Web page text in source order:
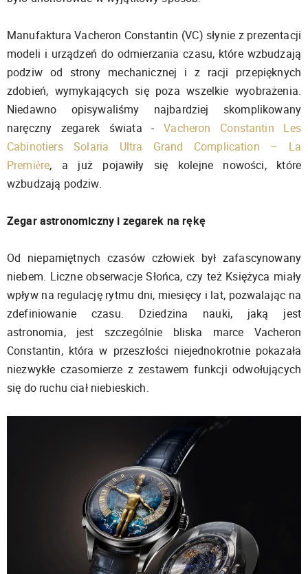
Manufaktura Vacheron Constantin (VC) słynie z prezentacji
modeli i urządzeń do odmierzania czasu, które wzbudzają
podziw od strony mechanicznej i z racji przepięknych
zdobień, wymykających się poza wszelkie wyobrażenia.
Niedawno opisywaliśmy najbardziej skomplikowany
naręczny zegarek świata -Vacheron Constantin Les
Cabinotiers Solaria Ultra Grand Complication – La
Première, a już pojawiły się kolejne nowości, które
wzbudzają podziw.
Zegar astronomiczny i zegarek na rękę
Od niepamiętnych czasów człowiek był zafascynowany
niebem. Liczne obserwacje Słońca, czy też Księżyca miały
wpływ na regulację rytmu dni, miesięcy i lat, pozwalając na
zdefiniowanie czasu. Dziedzina nauki, jaką jest
astronomia, jest szczególnie bliska marce Vacheron
Constantin, która w przeszłości niejednokrotnie pokazała
niezwykłe czasomierze z zestawem funkcji odwołujących
się do ruchu ciał niebieskich.